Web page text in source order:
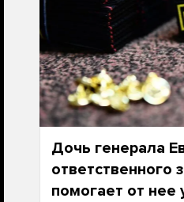
Дочь генерала
ответственного
помогает от нее